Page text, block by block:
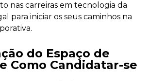
nas carreiras em tecnologia da
para iniciar os seus caminhos na
do Espaço de
Como Candidatar-se